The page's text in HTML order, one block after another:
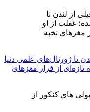
تا ژورنال‌های علمی دنیا
تازه‌ای از فرار مغزهای